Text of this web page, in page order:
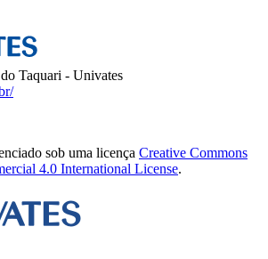
Taquari - Univates
sob uma licença Creative Commons
4.0 International License.